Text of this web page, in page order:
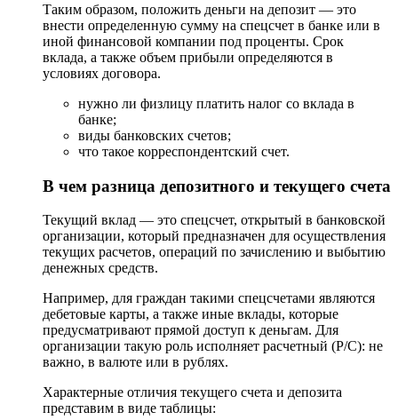
Таким образом, положить деньги на депозит — это
внести определенную сумму на спецсчет в банке или в
иной финансовой компании под проценты. Срок
вклада, а также объем прибыли определяются в
условиях договора.
нужно ли физлицу платить налог со вклада в
банке;
виды банковских счетов;
что такое корреспондентский счет.
В чем разница депозитного и текущего счета
Текущий вклад — это спецсчет, открытый в банковской
организации, который предназначен для осуществления
текущих расчетов, операций по зачислению и выбытию
денежных средств.
Например, для граждан такими спецсчетами являются
дебетовые карты, а также иные вклады, которые
предусматривают прямой доступ к деньгам. Для
организации такую роль исполняет расчетный (Р/С): не
важно, в валюте или в рублях.
Характерные отличия текущего счета и депозита
представим в виде таблицы: